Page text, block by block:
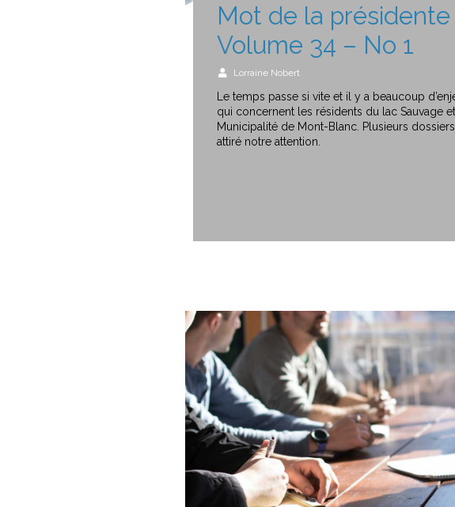
Mot de la présidente
Volume 34 – No 1
Lorraine Nobert
Le temps passe si vite et il y a beaucoup
qui concernent les résidents du lac Sauvage
Municipalité de Mont-Blanc. Plusieurs
attiré notre attention.